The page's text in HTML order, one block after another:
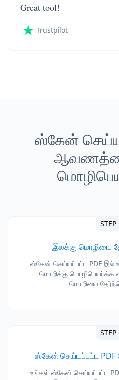
Great tool!
Trustpilot
ஸ்கேன்
ஆவணத்தை
STEP
இலக்கு மொழியை
ஸ்கேன் செய்யப்பட்ட PDF இல்
மொழிக்கு மொழிபெயர்க்க
மொழியை
STEP
ஸ்கேன் செய்யப்பட்ட PDF
உங்கள் ஸ்கேன் செய்யப்பட்ட